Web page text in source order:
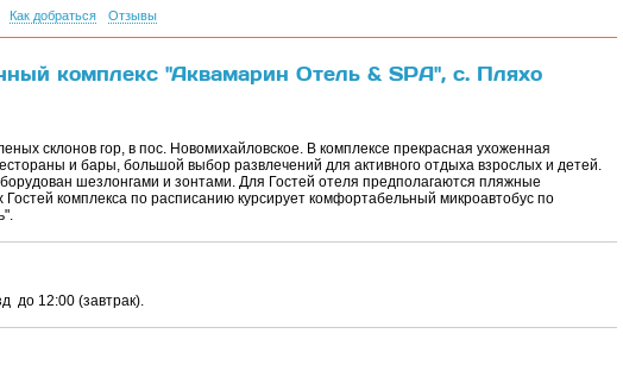
Как добраться Отзывы
комплекс "Аквамарин Отель & SPA", с. Пляхо
склонов гор, в пос. Новомихайловское. В комплексе прекрасная ухоженная
и бары, большой выбор развлечений для активного отдыха взрослых и детей.
шезлонгами и зонтами. Для Гостей отеля предполагаются пляжные
комплекса по расписанию курсирует комфортабельный микроавтобус по
до 12:00 (завтрак).